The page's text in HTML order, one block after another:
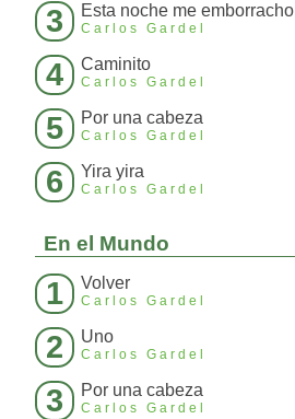
3 Esta noche me emborracho
Carlos Gardel
4 Caminito
Carlos Gardel
5 Por una cabeza
Carlos Gardel
6 Yira yira
Carlos Gardel
En el Mundo
1 Volver
Carlos Gardel
2 Uno
Carlos Gardel
3 Por una cabeza
Carlos Gardel